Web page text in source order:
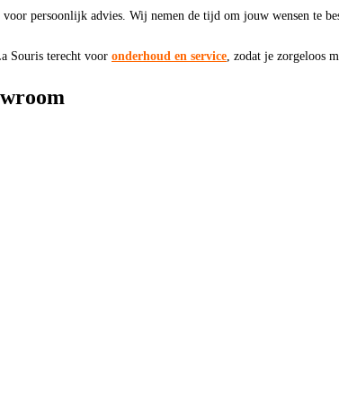
persoonlijk advies. Wij nemen de tijd om jouw wensen te
Souris terecht voor onderhoud en service , zodat je zorgeloos